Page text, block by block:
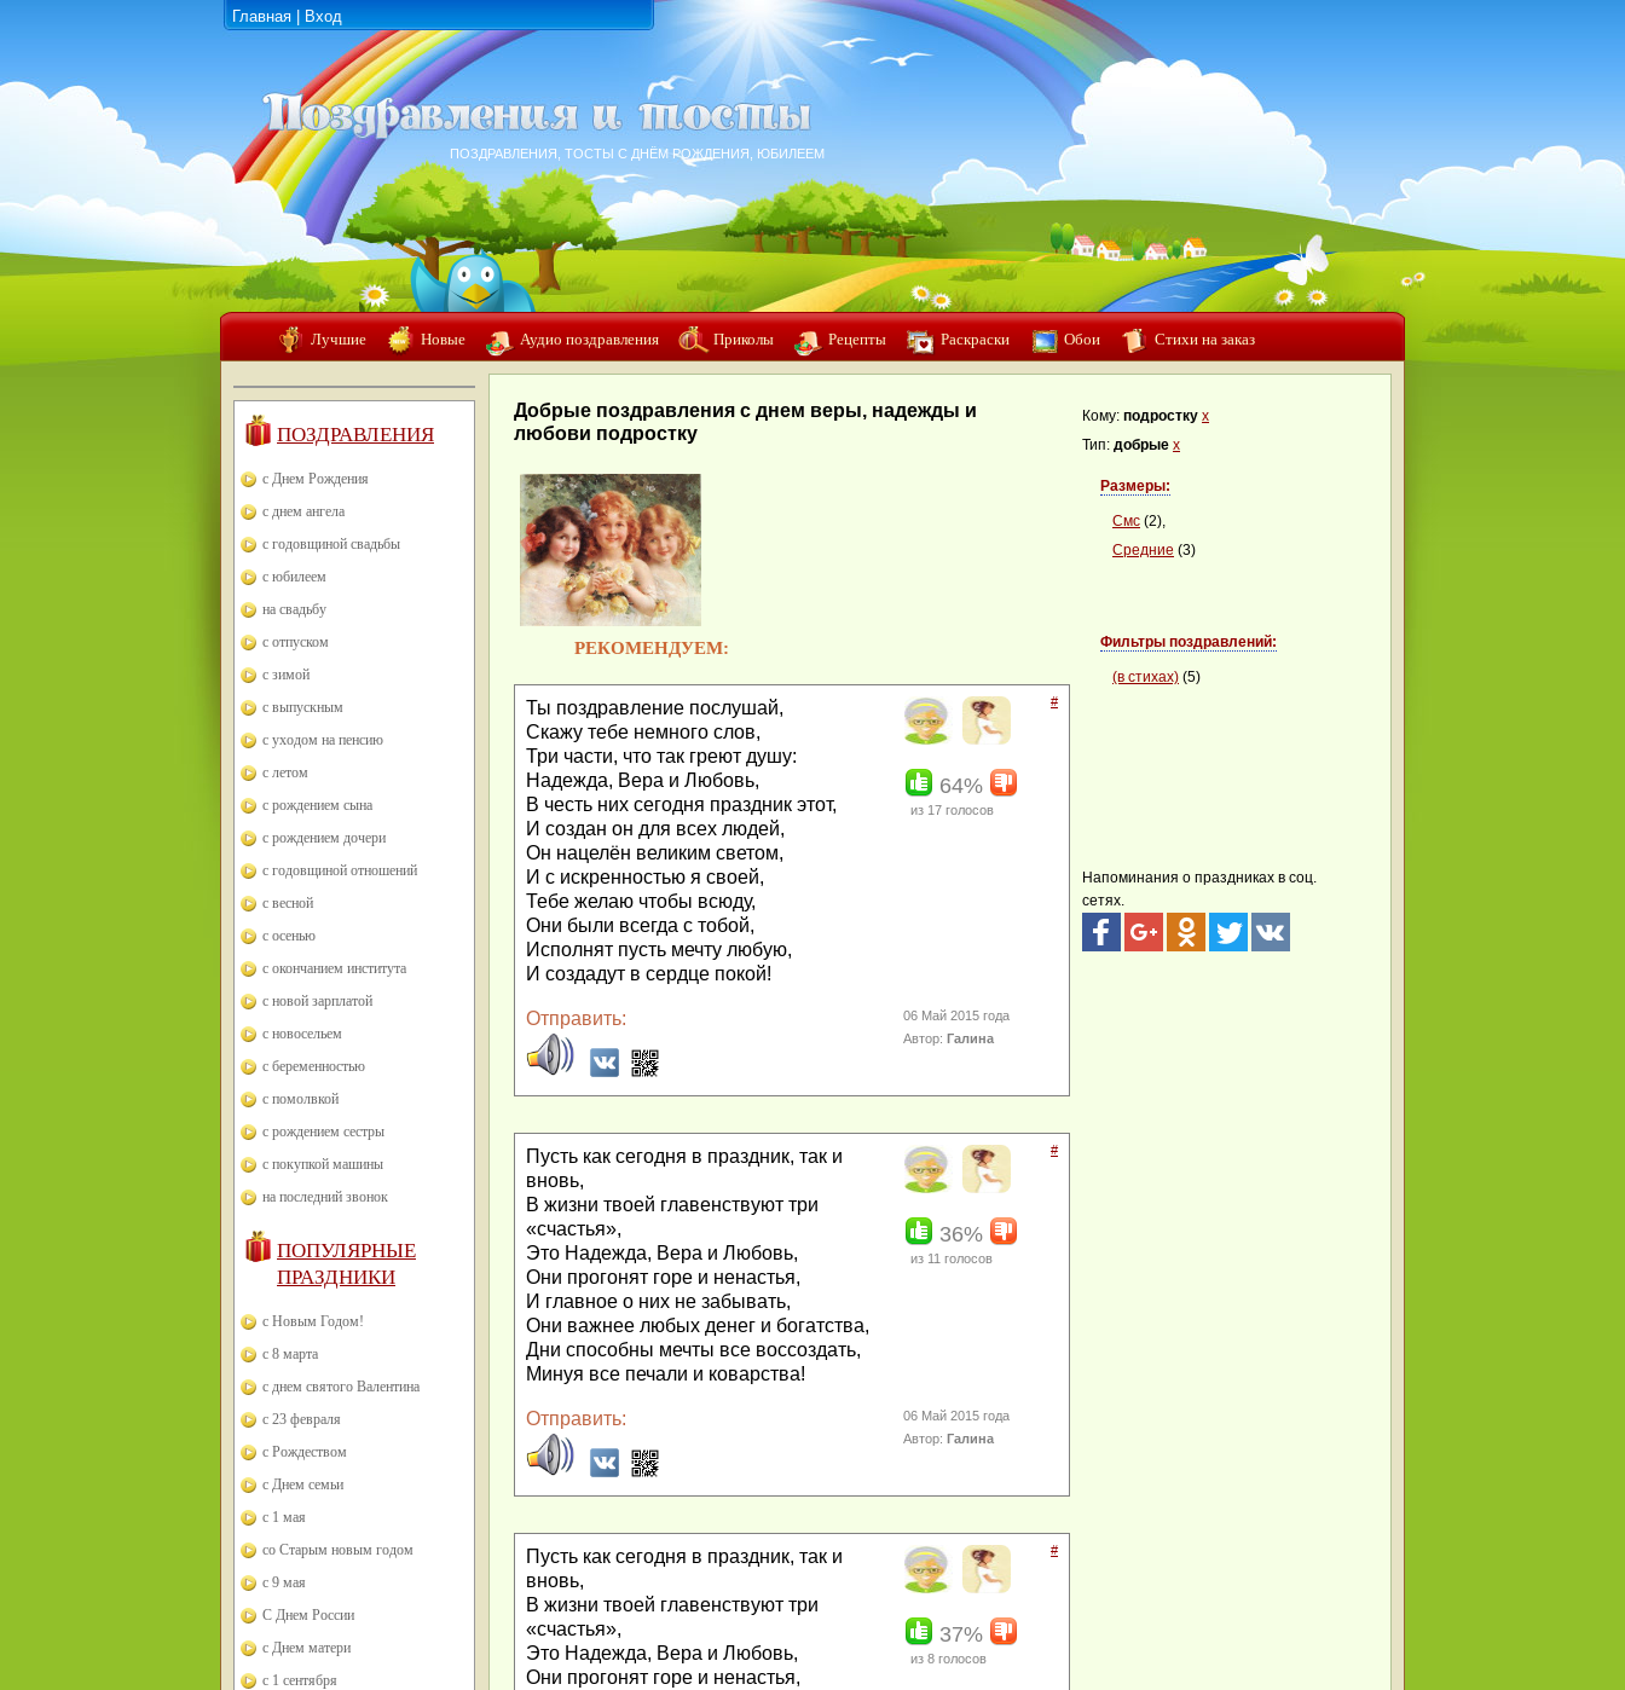
Главная Вход
ПОЗДРАВЛЕНИЯ, ТОСТЫ С ДНЁМ РОЖДЕНИЯ, ЮБИЛЕЕМ
Лучшие Новые Аудио поздравления Приколы Рецепты Раскраски Обои Стихи на заказ
ПОЗДРАВЛЕНИЯ
с Днем Рождения
с днем ангела
с годовщиной свадьбы
с юбилеем
на свадьбу
с отпуском
с зимой
с выпускным
с уходом на пенсию
с летом
с рождением сына
с рождением дочери
с годовщиной отношений
с весной
с осенью
с окончанием института
с новой зарплатой
с новосельем
с беременностью
с помолвкой
с рождением сестры
с покупкой машины
на последний звонок
ПОПУЛЯРНЫЕ
ПРАЗДНИКИ
с Новым Годом!
с 8 марта
с днем святого Валентина
с 23 февраля
с Рождеством
с Днем семьи
с 1 мая
со Старым новым годом
с 9 мая
С Днем России
с Днем матери
с 1 сентября
Добрые поздравления с днем веры, надежды и
любови подростку
РЕКОМЕНДУЕМ:
Ты поздравление послушай,
Скажу тебе немного слов,
Три части, что так греют душу:
Надежда, Вера и Любовь,
В честь них сегодня праздник этот,
И создан он для всех людей,
Он нацелён великим светом,
И с искренностью я своей,
Тебе желаю чтобы всюду,
Они были всегда с тобой,
Исполнят пусть мечту любую,
И создадут в сердце покой!
#
64%
из 17 голосов
Отправить:
06 Май 2015 года
Автор:Галина
Пусть как сегодня в праздник, так и
вновь,
В жизни твоей главенствуют три
«счастья»,
Это Надежда, Вера и Любовь,
Они прогонят горе и ненастья,
И главное о них не забывать,
Они важнее любых денег и богатства,
Дни способны мечты все воссоздать,
Минуя все печали и коварства!
#
36%
из 11 голосов
Отправить:
06 Май 2015 года
Автор:Галина
Пусть как сегодня в праздник, так и
вновь,
В жизни твоей главенствуют три
«счастья»,
Это Надежда, Вера и Любовь,
Они прогонят горе и ненастья,
#
37%
из 8 голосов
Кому: подростку x
Тип: добрые x
Размеры:
Смс (2),
Средние (3)
Фильтры поздравлений:
(в стихах) (5)
Напоминания о праздниках в соц.
сетях.